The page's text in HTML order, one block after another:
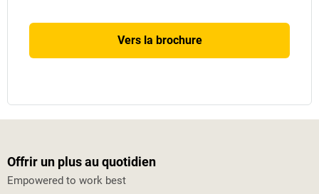
Vers la brochure
Offrir un plus au quotidien
Empowered to work best